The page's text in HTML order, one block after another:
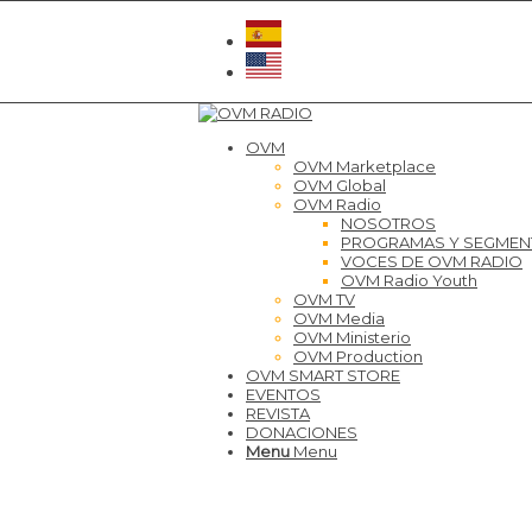
OVM
OVM Marketplace
OVM Global
OVM Radio
NOSOTROS
PROGRAMAS Y
VOCES DE OVM RADIO
OVM Radio Youth
OVM TV
OVM Media
OVM Ministerio
OVM Production
OVM SMART STORE
EVENTOS
REVISTA
DONACIONES
Menu Menu